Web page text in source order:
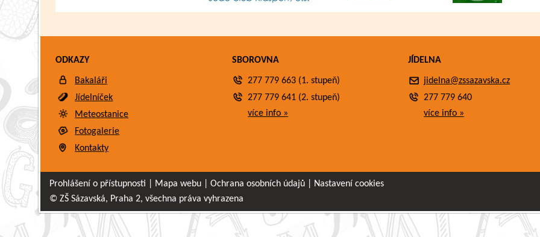
ODKAZY
Bakaláři
Jídelníček
Meteostanice
Fotogalerie
Kontakty
SBOROVNA
277 779 663 (1. stupeň)
277 779 641 (2. stupeň)
více info »
JÍDELNA
jidelna@zssazavska.cz
277 779 640
více info »
Prohlášení o přístupnosti Mapa webu |Ochrana osobních údajů
Nastavení cookies
© ZŠ Sázavská, Praha 2, všechna práva vyhrazena